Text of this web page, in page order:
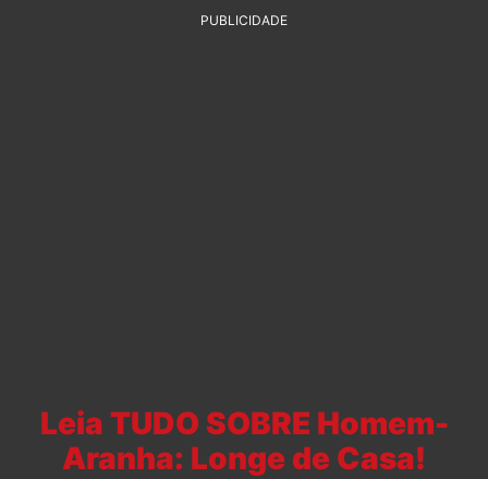
PUBLICIDADE
Leia TUDO SOBRE Homem-
Aranha: Longe de Casa!